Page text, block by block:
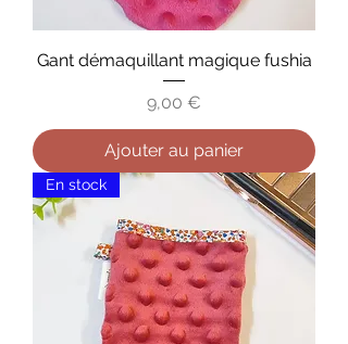
Gant démaquillant magique fushia
Prix
9,00 €
Ajouter au panier
En stock